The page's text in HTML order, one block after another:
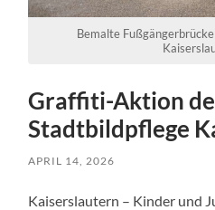
Bemalte
Graffiti-Aktion
Stadtbildpflege
APRIL 14, 2026
Kaiserslautern – Kinder und